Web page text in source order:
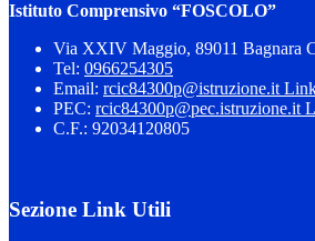
Istituto Comprensivo “FOSCOLO”
Via XXIV Maggio, 89011 Bagnara
Tel: 0966254305
Email: rcic84300p@istruzione.it
PEC: rcic84300p@pec.istruzione.it
C.F.: 92034120805
Sezione Link Utili